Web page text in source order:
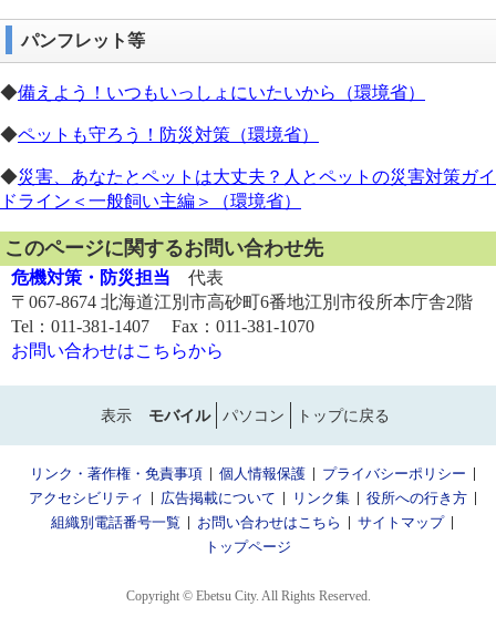
パンフレット等
◆備えよう！いつもいっしょにいたいから（環境省）
◆ペットも守ろう！防災対策（環境省）
◆災害、あなたとペットは大丈夫？人とペットの災害対策ガイ
ドライン＜一般飼い主編＞（環境省）
このページに関するお問い合わせ先
危機対策・防災担当 代表
〒067-8674 北海道江別市高砂町6番地江別市役所本庁舎2階
Tel：011-381-1407 Fax：011-381-1070
お問い合わせはこちらから
表示 モバイル パソコン トップに戻る
リンク・著作権・免責事項 個人情報保護
プライバシーポリシー
アクセシビリティ
広告掲載について リンク集
役所への行き方
組織別電話番号一覧
お問い合わせはこちら
サイトマップ
トップページ
Copyright © Ebetsu City. All Rights Reserved.